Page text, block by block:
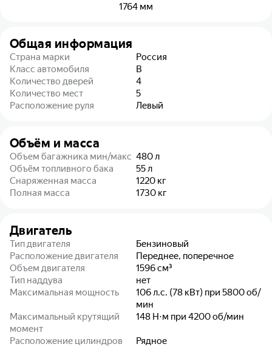
1764 мм
Общая информация
Страна марки
Россия
Класс автомобиля
B
Количество дверей
4
Количество мест
5
Расположение руля
Левый
Объём и масса
Объем багажника мин/макс 480л
Объём топливного бака
55л
Снаряженная масса
1220 кг
Полная масса
1730 кг
Двигатель
Тип двигателя
Бензиновый
Расположение двигателя
Переднее, поперечное
Объем двигателя
1596см³
Тип наддува
нет
Максимальная мощность
106 л.с. (78 кВт) при 5800 об/
мин
Максимальный крутящий
момент
148 Н⋅м при 4200 об/мин
Расположение цилиндров Рядное